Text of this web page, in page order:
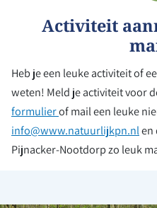
Activiteit
Heb je een leuke activiteit of
weten! Meld je activiteit voor
formulierof mail een leuke
info@www.natuurlijkpn.nlen
Pijnacker-Nootdorp zo leuk